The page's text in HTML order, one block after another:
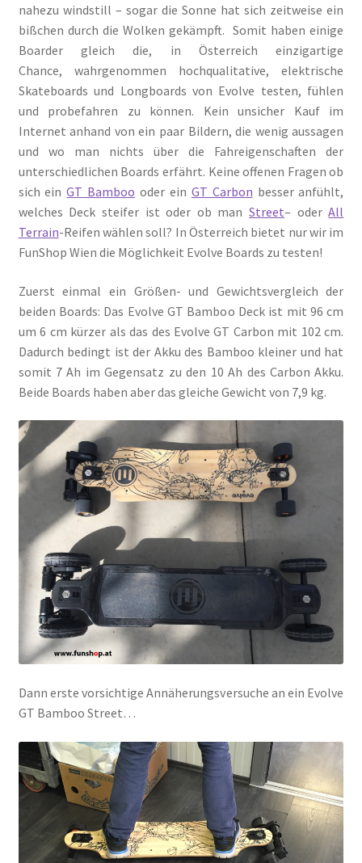
nahezu windstill – sogar die Sonne hat sich zeitweise ein
bißchen durch die Wolken gekämpft. Somit haben einige
Boarder gleich die, in Österreich einzigartige
Chance, wahrgenommen hochqualitative, elektrische
Skateboards und Longboards von Evolve testen, fühlen
und probefahren zu können. Kein unsicher Kauf im
Internet anhand von ein paar Bildern, die wenig aussagen
und wo man nichts über die Fahreigenschaften der
unterschiedlichen Boards erfährt. Keine offenen Fragen ob
sich einGT Bamboo oder ein GT Carbon besser anfühlt,
welches Deck steifer ist oder ob manStreet– oderAll
Terrain-Reifen wählen soll? In Österreich bietet nur wir im
FunShop Wien die Möglichkeit Evolve Boards zu testen!
Zuerst einmal ein Größen- und Gewichtsvergleich der
beiden Boards: Das Evolve GT Bamboo Deck ist mit 96 cm
um 6 cm kürzer als das des Evolve GT Carbon mit 102 cm.
Dadurch bedingt ist der Akku des Bamboo kleiner und hat
somit 7 Ah im Gegensatz zu den 10 Ah des Carbon Akku.
Beide Boards haben aber das gleiche Gewicht von 7,9 kg.
Dann erste vorsichtige Annäherungsversuche an ein Evolve
GT Bamboo Street…